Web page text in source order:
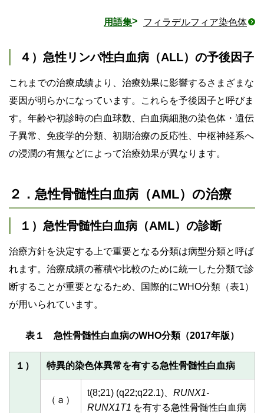
用語集 フィラデルフィア染色体
４）急性リンパ性白血病（ALL）の予後因子
これまでの治療成績より、治療効果に影響するさまざまな
要因が明らかになっています。これらを予後因子と呼びま
す。年齢や初診時の白血球数、白血病細胞の染色体・遺伝
子異常、免疫学的分類、初期治療の反応性、中枢神経系へ
の浸潤の有無などによって治療効果が異なります。
２．急性骨髄性白血病（AML）の治療
１）急性骨髄性白血病（AML）の診断
治療方針を決定する上で重要となる分類は病型分類と呼ば
れます。治療成績の蓄積や比較のために統一した分類で診
断することが重要となるため、国際的にWHO分類（表1）
が用いられています。
表１ 急性骨髄性白血病のWHO分類（2017年版）
１） 特異的染色体異常を有する急性骨髄性白血病
（ａ）
t(8;21) (q22;q22.1)、 RUNX1-
RUNX1T1 を有する急性骨髄性白血病